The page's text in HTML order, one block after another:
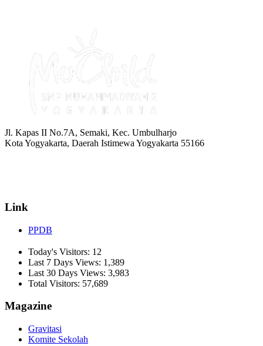
Jl. Kapas II No.7A, Semaki, Kec. Umbulharjo
Kota Yogyakarta, Daerah Istimewa Yogyakarta 55166
Link
PPDB
Today's Visitors: 12
Last 7 Days Views: 1,389
Last 30 Days Views: 3,983
Total Visitors: 57,689
Magazine
Gravitasi
Komite Sekolah